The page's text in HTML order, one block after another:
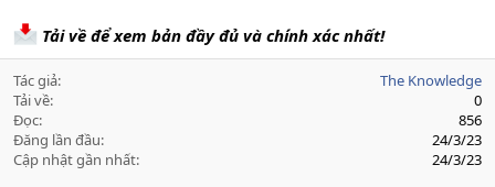
Tải về để xem bản đầy đủ và chính xác nhất!
Tác giả
The Knowledge
Tải về
0
Đọc
856
Đăng lần đầu
24/3/23
Cập nhật gần nhất
24/3/23